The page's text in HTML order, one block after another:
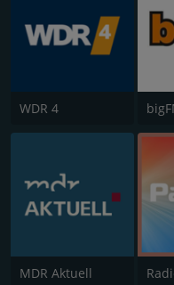
WDR 4
MDR Aktuell